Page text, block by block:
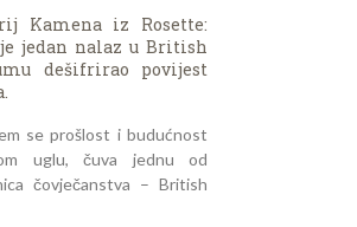
Kamena iz Rosette:
jedan nalaz u British
dešifrirao povijest
se prošlost i budućnost
uglu, čuva jednu od
čovječanstva – British